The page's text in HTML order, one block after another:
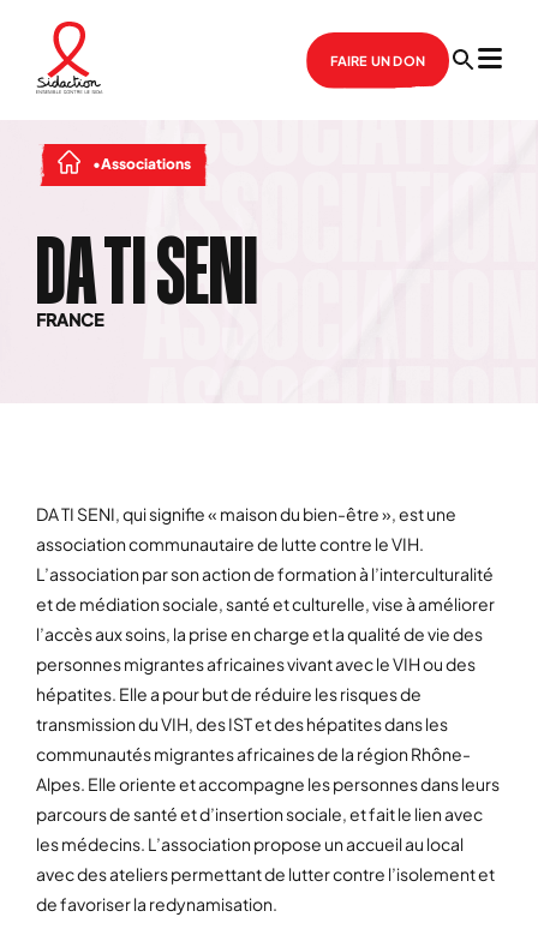
FAIRE UN DON
Associations
DA TI SENI
FRANCE
DA TI SENI, qui signifie « maison du bien-être », est une
association communautaire de lutte contre le VIH.
L’association par son action de formation à l’interculturalité
et de médiation sociale, santé et culturelle, vise à améliorer
l’accès aux soins, la prise en charge et la qualité de vie des
personnes migrantes africaines vivant avec le VIH ou des
hépatites. Elle a pour but de réduire les risques de
transmission du VIH, des IST et des hépatites dans les
communautés migrantes africaines de la région Rhône-
Alpes. Elle oriente et accompagne les personnes dans leurs
parcours de santé et d’insertion sociale, et fait le lien avec
les médecins. L’association propose un accueil au local
avec des ateliers permettant de lutter contre l’isolement et
de favoriser la redynamisation.